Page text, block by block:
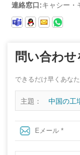
連絡窓口:キャシー・
問い合わ
できるだけ早くあな
主題： 中国の工
ナプキンのための